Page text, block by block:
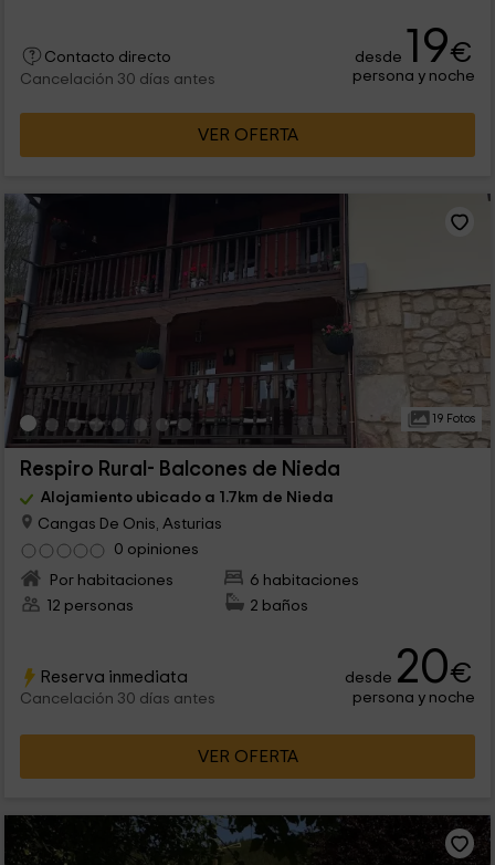
Contacto directo
Cancelación 30 días antes
desde 19€
persona y noche
VER OFERTA
19 Fotos
Respiro Rural- Balcones de Nieda
Alojamiento ubicado a 1.7km de Nieda
Cangas De Onis, Asturias
0 opiniones
Por habitaciones
6 habitaciones
12 personas
2 baños
Reserva inmediata
Cancelación 30 días antes
desde 20€
persona y noche
VER OFERTA